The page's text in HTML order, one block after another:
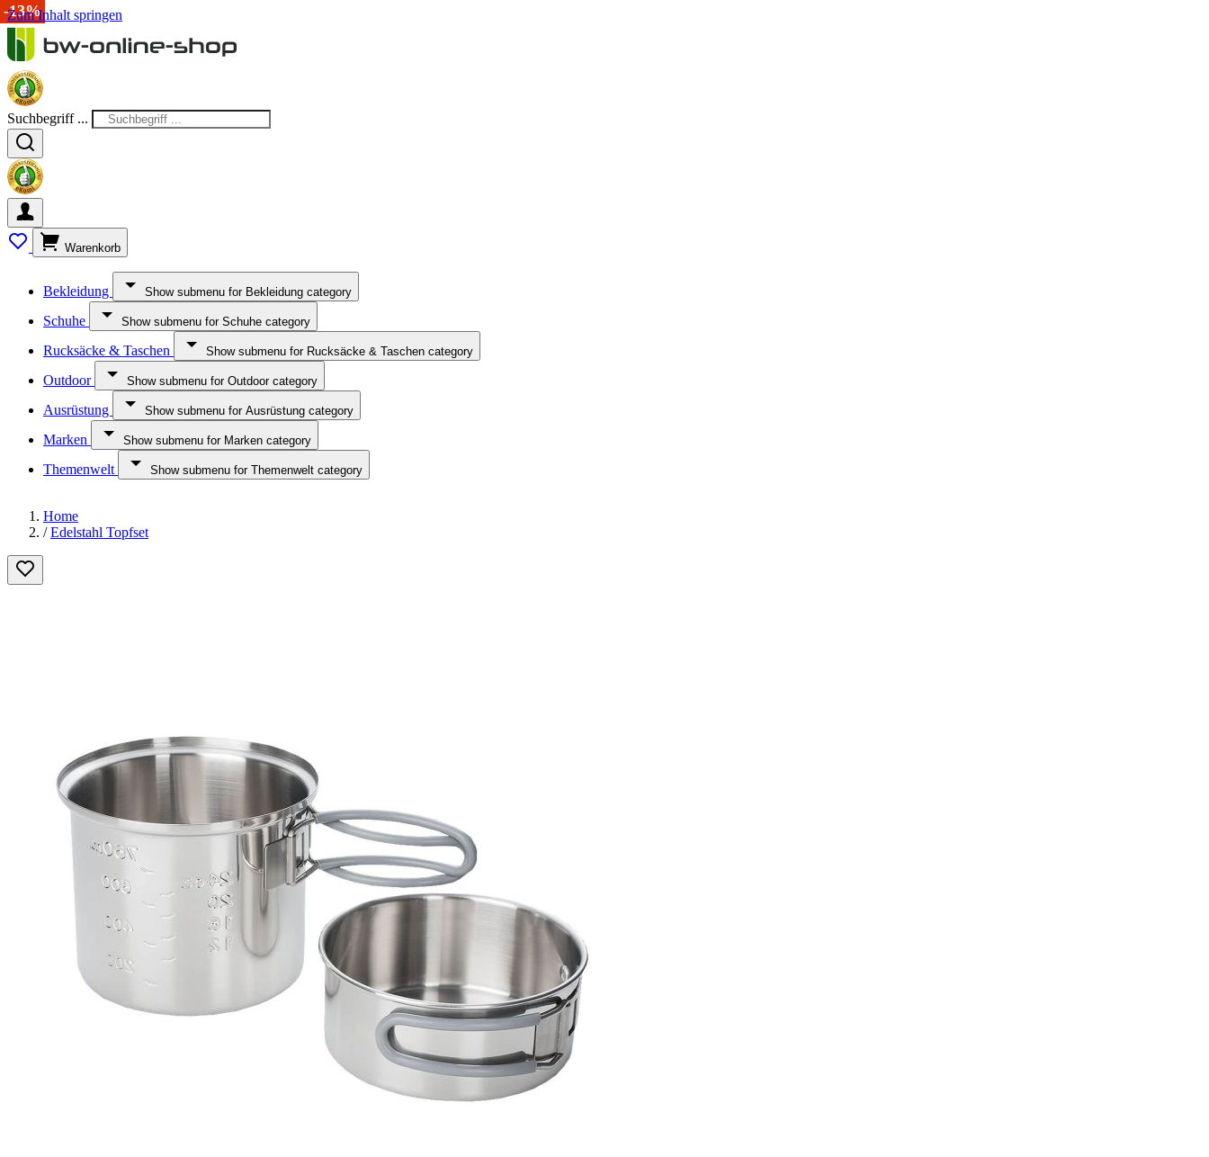
Zum Inhalt springen
Suchbegriff ...
Warenkorb
Bekleidung Show submenu for Bekleidung category
Schuhe Show submenu for Schuhe category
Rucksäcke & Taschen Show submenu for Rucksäcke & Taschen category
Outdoor Show submenu for Outdoor category
Ausrüstung Show submenu for Ausrüstung category
Marken Show submenu for Marken category
Themenwelt Show submenu for Themenwelt category
Home
/ Edelstahl Topfset
-20%
-13%